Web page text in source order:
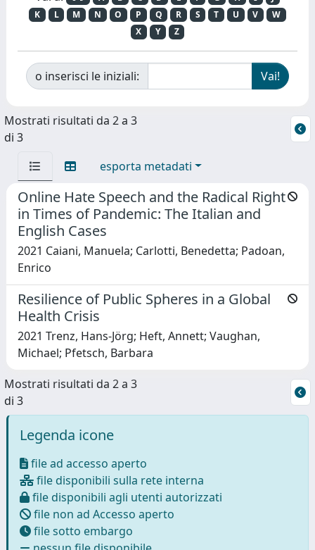
K
L M N O P Q R S T U V
W
X
Y Z
o inserisci le iniziali:
Mostrati risultati da 2 a 3
di 3
esporta metadati
Online Hate Speech and the Radical Right
in Times of Pandemic: The Italian and
English Cases
2021 Caiani, Manuela; Carlotti, Benedetta; Padoan,
Enrico
Resilience of Public Spheres in a Global
Health Crisis
2021 Trenz, Hans-Jörg; Heft, Annett; Vaughan,
Michael; Pfetsch, Barbara
Mostrati risultati da 2 a 3
di 3
Legenda icone
file ad accesso aperto
file disponibili sulla rete interna
file disponibili agli utenti autorizzati
file non ad Accesso aperto
file sotto embargo